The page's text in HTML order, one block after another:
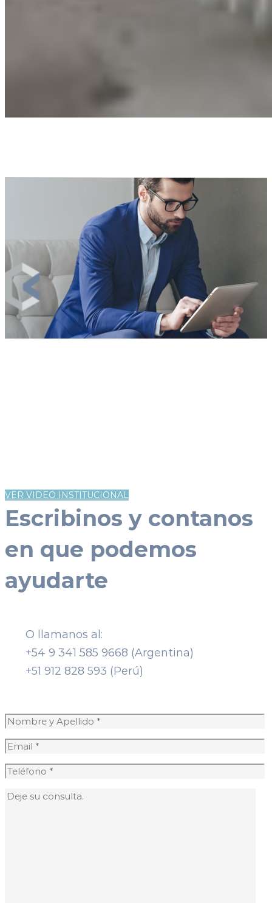
VER VIDEO INSTITUCIONAL
Escribinos y contanos
en que podemos
ayudarte
O llamanos al:
+54 9 341 585 9668 (Argentina)
+51 912 828 593 (Perú)